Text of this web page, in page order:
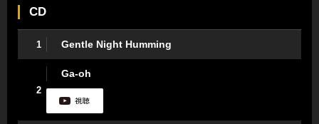
CD
1 Gentle Night Humming
2
Ga-oh